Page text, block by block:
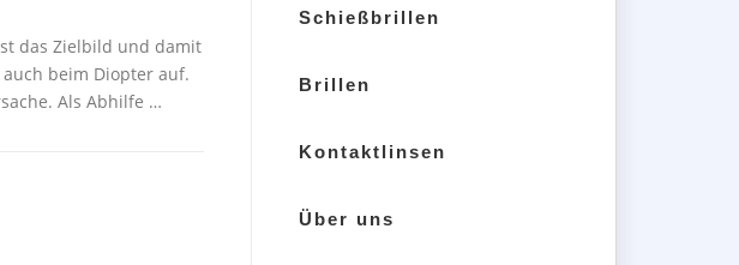
das Zielbild und damit
beim Diopter auf.
Als Abhilfe …
Schießbrillen
Brillen
Kontaktlinsen
Über uns